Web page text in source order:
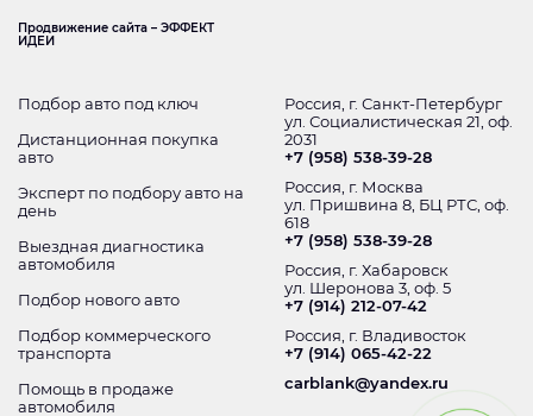
Продвижение сайта – ЭФФЕКТ
ИДЕИ
Подбор авто под ключ
Дистанционная покупка
авто
Эксперт по подбору авто на
день
Выездная диагностика
автомобиля
Подбор нового авто
Подбор коммерческого
транспорта
Помощь в продаже
автомобиля
Россия, г. Санкт-Петербург
ул. Социалистическая 21, оф.
2031
+7 (958) 538-39-28
Россия, г. Москва
ул. Пришвина 8, БЦ РТС, оф.
618
+7 (958) 538-39-28
Россия, г. Хабаровск
ул. Шеронова 3, оф. 5
+7 (914) 212-07-42
Россия, г. Владивосток
+7 (914) 065-42-22
carblank@yandex.ru